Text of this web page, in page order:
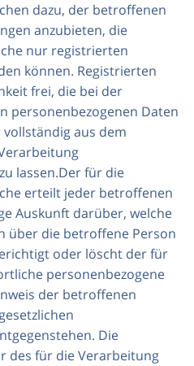
dazu, der betroffenen
anzubieten, die
nur registrierten
können. Registrierten
frei, die bei der
personenbezogenen Daten
aus dem
lassen.Der für die
erteilt jeder betroffenen
Auskunft darüber, welche
über die betroffene Person
oder löscht der für
personenbezogene
der betroffenen
Die
des für die Verarbeitung